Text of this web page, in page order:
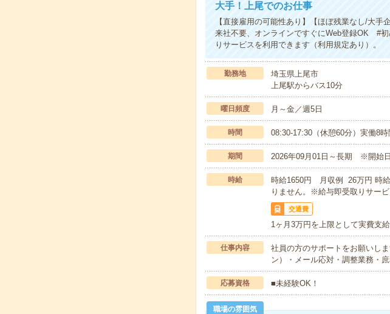
大手！上尾でのお仕事
【直接雇用の可能性あり】【ほぼ残業なし/大
来社不要、オンラインですぐにWeb登録OK #
りサービスを利用できます（利用規定あり）。
勤務地
埼玉県上尾市
上尾駅からバス10分
曜日頻度 月～金／週5日
時間 08:30-17:30（休憩60分）実働8時
期間 2026年09月01日～長期 ※開始
時給
時給1650円 月収例 26万円 時
りません。※給与即受取りサービ
交通費
1ヶ月3万円を上限として実費支給
仕事内容
社員の方のサポートをお願いし
ン）・メール応対・調整業務・
応募資格 ■未経験OK！
職場の雰囲気